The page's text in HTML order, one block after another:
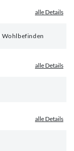
alle Details
Wohlbefinden
alle Details
alle Details